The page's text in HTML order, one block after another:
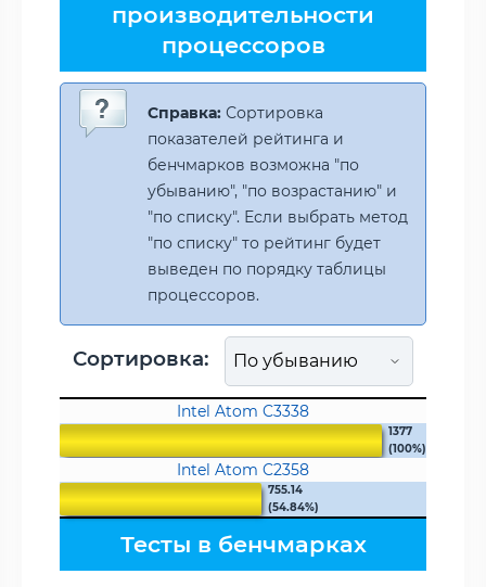
производительности
процессоров
Справка: Сортировка
показателей рейтинга и
бенчмарков возможна "по
убыванию", "по возрастанию" и
"по списку". Если выбрать метод
"по списку" то рейтинг будет
выведен по порядку таблицы
процессоров.
Сортировка:
Intel Atom C3338
1377
(100%)
Intel Atom C2358
755.14
(54.84%)
Тесты в бенчмарках